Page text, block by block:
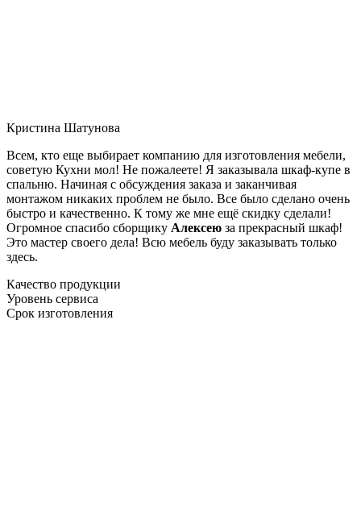
Кристина Шатунова
Всем, кто еще выбирает компанию для изготовления мебели,
советую Кухни мол! Не пожалеете! Я заказывала шкаф-купе в
спальню. Начиная с обсуждения заказа и заканчивая
монтажом никаких проблем не было. Все было сделано очень
быстро и качественно. К тому же мне ещё скидку сделали!
Огромное спасибо сборщику Алексею за прекрасный шкаф!
Это мастер своего дела! Всю мебель буду заказывать только
здесь.
Качество продукции
Уровень сервиса
Срок изготовления